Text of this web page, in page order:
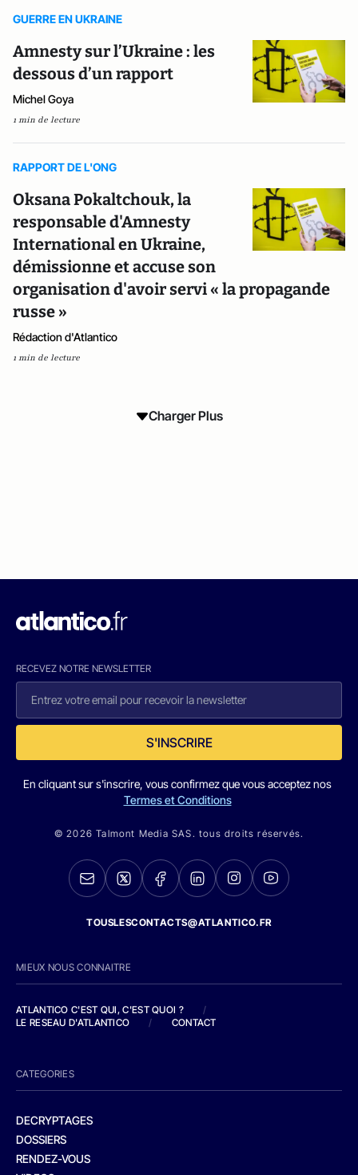
GUERRE EN UKRAINE
Amnesty sur l’Ukraine : les
dessous d’un rapport
Michel Goya
1 min de lecture
RAPPORT DE L'ONG
Oksana Pokaltchouk, la
responsable d'Amnesty
International en Ukraine,
démissionne et accuse son
organisation d'avoir servi « la propagande
russe »
Rédaction d'Atlantico
1 min de lecture
Charger Plus
RECEVEZ NOTRE NEWSLETTER
S'INSCRIRE
En cliquant sur s'inscrire, vous confirmez que vous acceptez nos
Termes et Conditions
© 2026 Talmont Media SAS. tous droits réservés.
TOUSLESCONTACTS@ATLANTICO.FR
MIEUX NOUS CONNAITRE
ATLANTICO C'EST QUI, C'EST QUOI ?
/
LE RESEAU D'ATLANTICO
/ CONTACT
CATEGORIES
DECRYPTAGES
DOSSIERS
RENDEZ-VOUS